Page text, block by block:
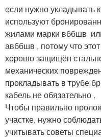
если нужно укладывать
используют
жилами марки вббшв
авббшв , потому что
хорошо защищён
механических
прокладывать в трубе
кабель не обязательно .
Чтобы правильно
участке, нужно
учитывать советы